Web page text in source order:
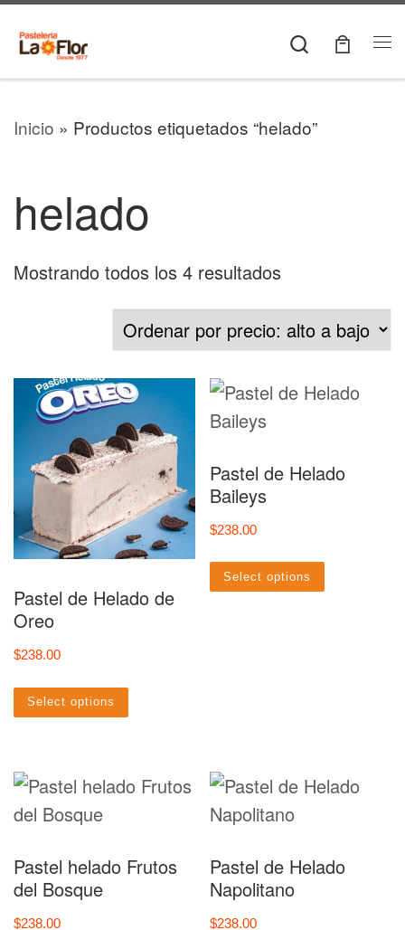
Skip to content Search
Inicio » Productos etiquetados “helado”
helado
Mostrando todos los 4 resultadosSorted by
Pastel de Helado de
Oreo
$238.00
Select options
Pastel de Helado
Baileys
$238.00
Select options
Pastel helado Frutos
del Bosque
$238.00
Pastel de Helado
Napolitano
$238.00